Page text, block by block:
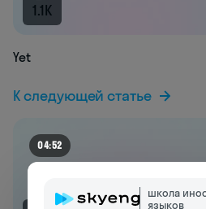
1.1K
Yet
К следующей статье
04:52
школа
языков